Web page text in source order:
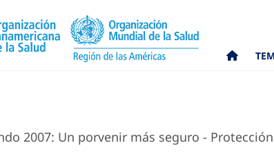
2007: Un porvenir más seguro -